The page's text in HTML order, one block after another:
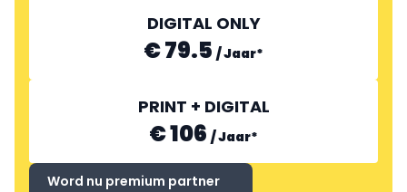
DIGITAL ONLY
€ 79.5 /Jaar*
PRINT + DIGITAL
€ 106 /Jaar*
Word nu premium partner